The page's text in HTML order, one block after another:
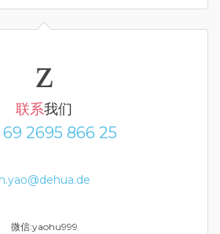
联系我们
2695 866 25
h.yao@dehua.de
微信:yaohu999